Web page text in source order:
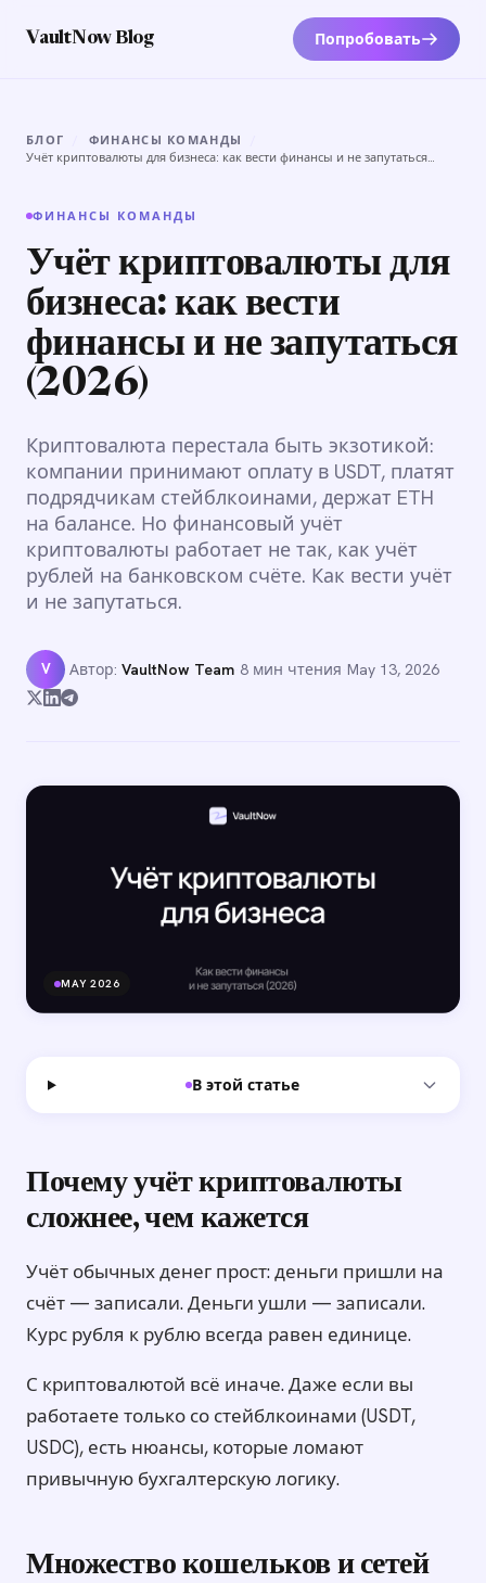
VaultNow Blog Попробовать
БЛОГ ФИНАНСЫ КОМАНДЫ
Учёт криптовалюты для бизнеса: как вести финансы и не запутаться
ФИНАНСЫ КОМАНДЫ
Учёт криптовалюты для
бизнеса: как вести
финансы и не запутаться
(2026)
Криптовалюта перестала быть экзотикой:
компании принимают оплату в USDT, платят
подрядчикам стейблкоинами, держат ETH
на балансе. Но финансовый учёт
криптовалюты работает не так, как учёт
рублей на банковском счёте. Как вести учёт
и не запутаться.
V Автор: VaultNow Team 8 мин чтения May 13, 2026
MAY 2026
В этой статье
Почему учёт криптовалюты
сложнее, чем кажется
Учёт обычных денег прост: деньги пришли на
счёт — записали. Деньги ушли — записали.
Курс рубля к рублю всегда равен единице.
С криптовалютой всё иначе. Даже если вы
работаете только со стейблкоинами (USDT,
USDC), есть нюансы, которые ломают
привычную бухгалтерскую логику.
Множество кошельков и сетей